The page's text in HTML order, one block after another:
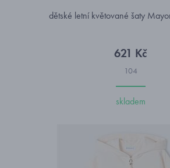
dětské letní květované šaty
621 Kč
104
skladem